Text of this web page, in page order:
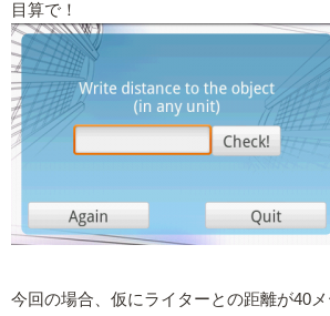
目算で！
今回の場合、仮にライターとの距離が40